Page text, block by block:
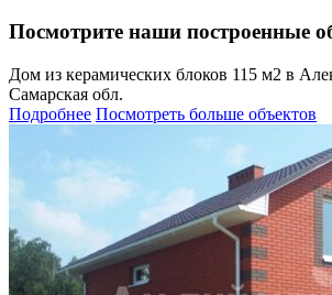
Посмотрите наши построенные
Дом из керамических блоков 115 м2 в
Самарская обл.
Подробнее Посмотреть больше объектов